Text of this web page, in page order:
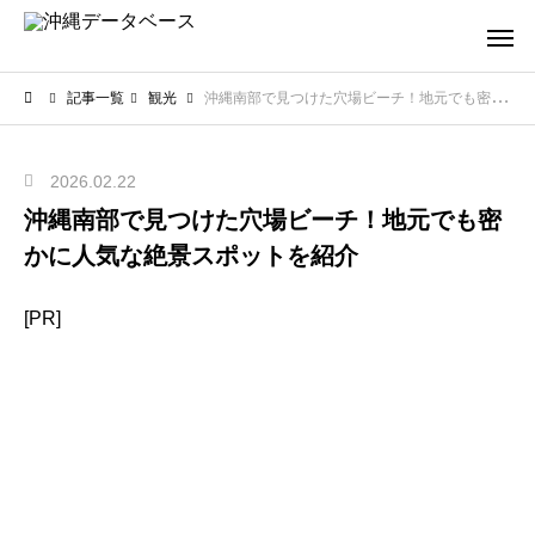
記事一覧 観光 沖縄南部で見つけた穴場ビーチ！地元でも密かに人気な絶景スポットを紹介
2026.02.22
沖縄南部で見つけた穴場ビーチ！地元でも密
かに人気な絶景スポットを紹介
[PR]